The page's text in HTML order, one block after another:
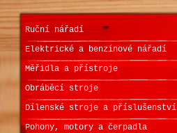
Ruční nářadí
Elektrické a benzínové nářadí
Měřidla a přístroje
Obráběcí stroje
Dílenské stroje a příslušenství
Pohony, motory a čerpadla